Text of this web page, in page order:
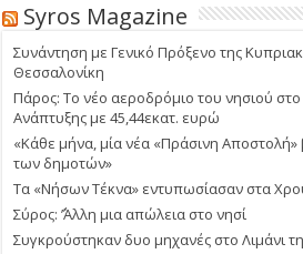
Syros Magazine
Συνάντηση με Γενικό Πρόξενο της
Θεσσαλονίκη
Πάρος: Το νέο αεροδρόμιο του νησιού
Ανάπτυξης με 45,44εκατ. ευρώ
«Κάθε μήνα, μία νέα «Πράσινη Αποστολή»
των δημοτών»
Τα «Νήσων Τέκνα» εντυπωσίασαν στα
Σύρος: ΄’Άλλη μια απώλεια στο νησί
Συγκρούστηκαν δυο μηχανές στο Λιμάνι